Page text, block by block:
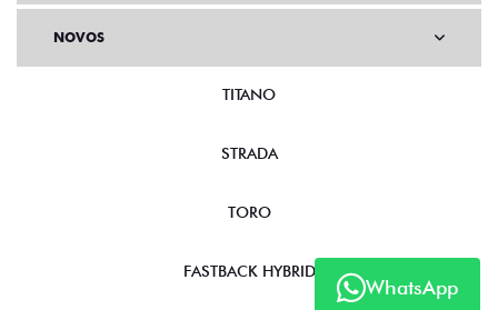
WhatsApp
NOVOS
TITANO
STRADA
TORO
FASTBACK HYBRID